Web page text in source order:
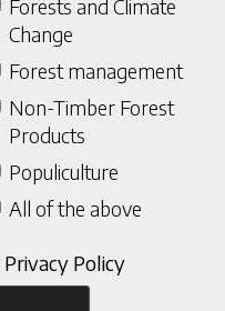
Forests and Climate
Change
Forest management
Non-Timber Forest
Products
Populiculture
All of the above
Privacy Policy